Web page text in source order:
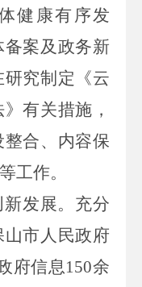
健康有序发
案及政务新
究制定《云
有关措施，
合、内容保
工作。
发展。 充分
市人民政府
府信息150余